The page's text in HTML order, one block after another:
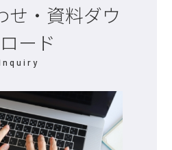
せ・資料ダウ
ード